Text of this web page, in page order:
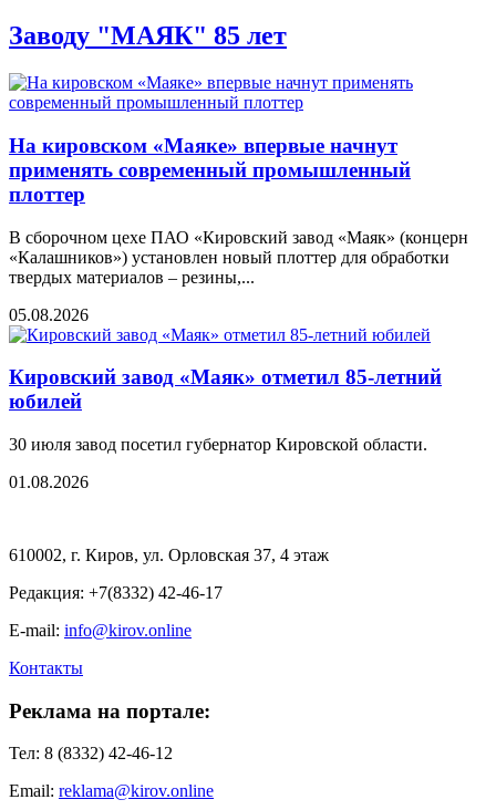
Заводу "МАЯК" 85 лет
На кировском «Маяке» впервые начнут
применять современный промышленный
плоттер
В сборочном цехе ПАО «Кировский завод «Маяк» (концерн
«Калашников») установлен новый плоттер для обработки
твердых материалов – резины,...
05.08.2026
Кировский завод «Маяк» отметил 85-летний
юбилей
30 июля завод посетил губернатор Кировской области.
01.08.2026
610002, г. Киров, ул. Орловская 37, 4 этаж
Редакция: +7(8332) 42-46-17
E-mail: info@kirov.online
Контакты
Реклама на портале:
Тел: 8 (8332) 42-46-12
Email: reklama@kirov.online